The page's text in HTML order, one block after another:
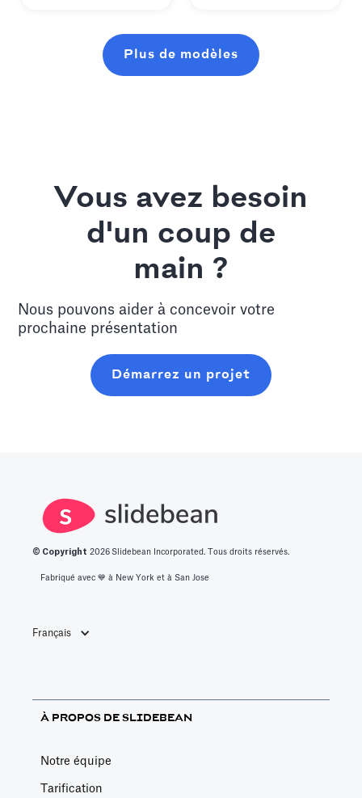
Plus de modèles
Vous avez besoin
d'un coup de
main ?
Nous pouvons aider à concevoir votre
prochaine présentation
Démarrez un projet
© Copyright 2026 Slidebean Incorporated. Tous droits réservés.
Fabriqué avec 💙️ à New York et à San Jose
Français
À PROPOS DE SLIDEBEAN
Notre équipe
Tarification